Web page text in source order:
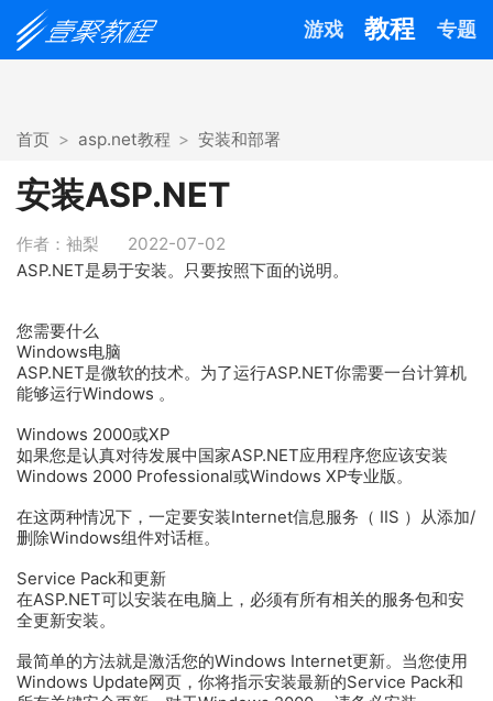
游戏 教程 专题
首页 asp.net教程 安装和部署
安装ASP.NET
作者：袖梨 2022-07-02
ASP.NET是易于安装。只要按照下面的说明。
您需要什么
Windows电脑
ASP.NET是微软的技术。为了运行ASP.NET你需要一台计算机
能够运行Windows 。
Windows 2000或XP
如果您是认真对待发展中国家ASP.NET应用程序您应该安装
Windows 2000 Professional或Windows XP专业版。
在这两种情况下，一定要安装Internet信息服务（ IIS ）从添加/
删除Windows组件对话框。
Service Pack和更新
在ASP.NET可以安装在电脑上，必须有所有相关的服务包和安
全更新安装。
最简单的方法就是激活您的Windows Internet更新。当您使用
Windows Update网页，你将指示安装最新的Service Pack和